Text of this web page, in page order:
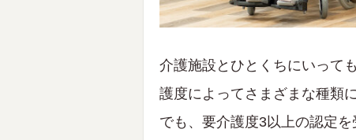
介護施設とひとくちにいって
護度によってさまざまな種類
でも、要介護度3以上の認定